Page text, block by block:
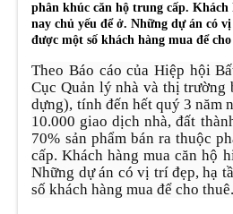
phân khúc căn hộ trung cấp. Khách
nay chủ yếu để ở. Những dự án có
được một số khách hàng mua để
Theo Báo cáo của Hiệp hội
Cục Quản lý nhà và thị trường
dựng), tính đến hết quý 3 năm
10.000 giao dịch nhà, đất
70% sản phẩm bán ra thuộc
cấp. Khách hàng mua căn hộ
Những dự án có vị trí đẹp, hạ
số khách hàng mua để cho thuê.